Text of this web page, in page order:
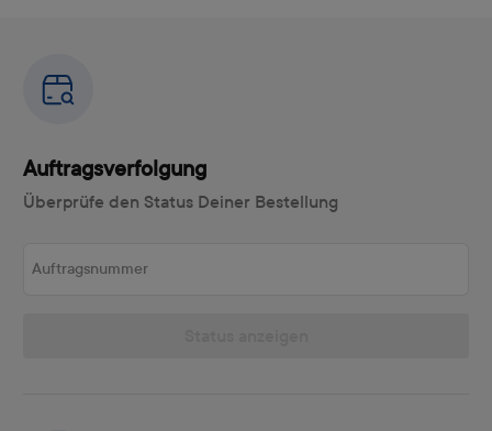
Auftragsverfolgung
Überprüfe den Status Deiner Bestellung